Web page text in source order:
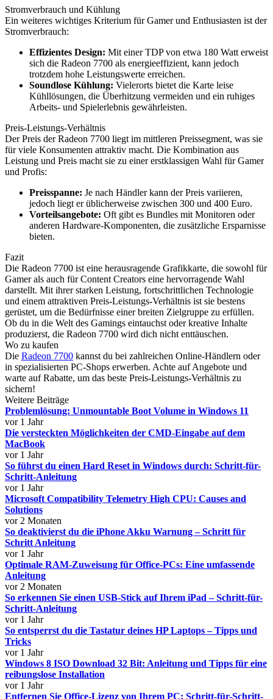
Stromverbrauch und Kühlung
Ein weiteres wichtiges Kriterium für Gamer und Enthusiasten ist der
Stromverbrauch:
Effizientes Design: Mit einer TDP von etwa 180 Watt erweist
sich die Radeon 7700 als energieeffizient, kann jedoch
trotzdem hohe Leistungswerte erreichen.
Soundlose Kühlung: Vielerorts bietet die Karte leise
Kühllösungen, die Überhitzung vermeiden und ein ruhiges
Arbeits- und Spielerlebnis gewährleisten.
Preis-Leistungs-Verhältnis
Der Preis der Radeon 7700 liegt im mittleren Preissegment, was sie
für viele Konsumenten attraktiv macht. Die Kombination aus
Leistung und Preis macht sie zu einer erstklassigen Wahl für Gamer
und Profis:
Preisspanne: Je nach Händler kann der Preis variieren,
jedoch liegt er üblicherweise zwischen 300 und 400 Euro.
Vorteilsangebote: Oft gibt es Bundles mit Monitoren oder
anderen Hardware-Komponenten, die zusätzliche Ersparnisse
bieten.
Fazit
Die Radeon 7700 ist eine herausragende Grafikkarte, die sowohl für
Gamer als auch für Content Creators eine hervorragende Wahl
darstellt. Mit ihrer starken Leistung, fortschrittlichen Technologie
und einem attraktiven Preis-Leistungs-Verhältnis ist sie bestens
gerüstet, um die Bedürfnisse einer breiten Zielgruppe zu erfüllen.
Ob du in die Welt des Gamings eintauchst oder kreative Inhalte
produzierst, die Radeon 7700 wird dich nicht enttäuschen.
Wo zu kaufen
Die Radeon 7700 kannst du bei zahlreichen Online-Händlern oder
in spezialisierten PC-Shops erwerben. Achte auf Angebote und
warte auf Rabatte, um das beste Preis-Leistungs-Verhältnis zu
sichern!
Weitere Beiträge
Problemlösung: Unmountable Boot Volume in Windows 11
vor 1 Jahr
Die versteckten Möglichkeiten der CMD-Eingabe auf dem
MacBook
vor 1 Jahr
So führst du einen Hard Reset in Windows durch: Schritt-für-
Schritt-Anleitung
vor 1 Jahr
Microsoft Compatibility Telemetry High CPU: Causes and
Solutions
vor 2 Monaten
So deaktivierst du die iPhone Akku Warnung – Schritt für
Schritt Anleitung
vor 1 Jahr
Optimale RAM-Zuweisung für Office-PCs: Eine umfassende
Anleitung
vor 2 Monaten
So erkennen Sie einen USB-Stick auf Ihrem iPad – Schritt-für-
Schritt-Anleitung
vor 1 Jahr
So entsperrst du die Tastatur deines HP Laptops – Tipps und
Tricks
vor 1 Jahr
Windows 8 ISO Download 32 Bit: Anleitung und Tipps für eine
reibungslose Installation
vor 1 Jahr
Entfernen Sie Office-Lizenz von Ihrem PC: Schritt-für-Schritt-